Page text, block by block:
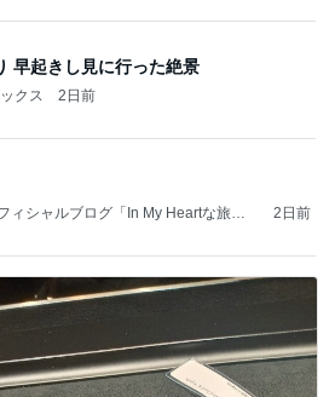
早起きし見に行った絶景
クス 2日前
ィシャルブログ「In My Heartな旅日
2日前